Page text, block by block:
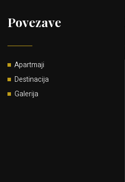
Povezave
Apartmaji
Destinacija
Galerija